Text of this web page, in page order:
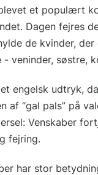
et populært
Dagen fejres
de kvinder,
veninder, søstre,
et engelsk udtryk,
af “gal pals” på
Venskaber
fejring.
har stor